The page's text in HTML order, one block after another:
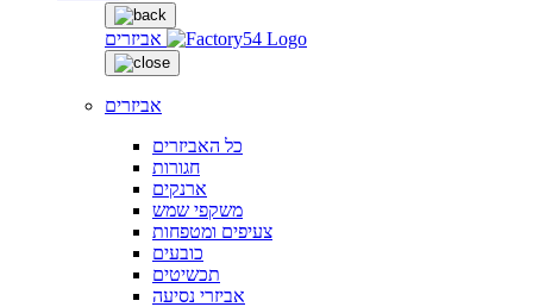
אביזרים
אביזרים
כל האביזרים
חגורות
ארנקים
משקפי שמש
צעיפים ומטפחות
כובעים
תכשיטים
אביזרי נסיעה